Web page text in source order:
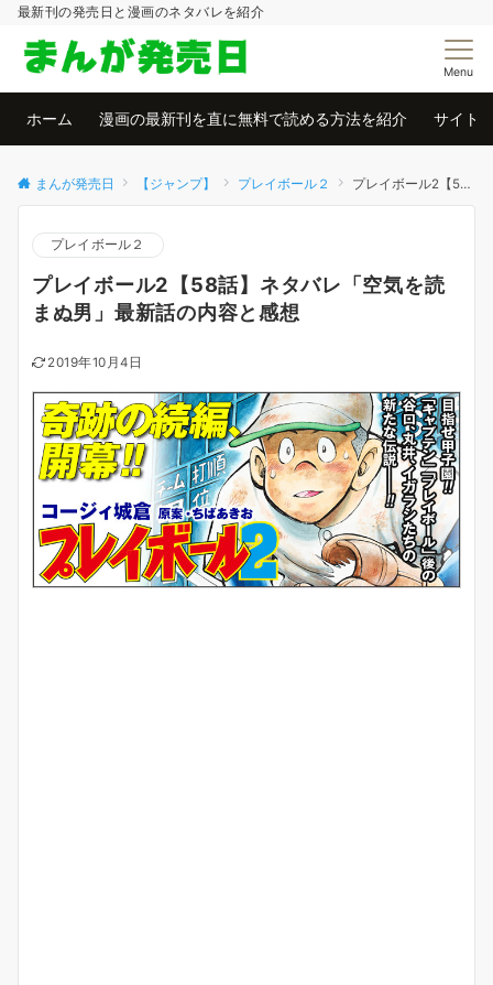
最新刊の発売日と漫画のネタバレを紹介
Menu
ホーム 漫画の最新刊を直に無料で読める方法を紹介 サイト
まんが発売日 【ジャンプ】 プレイボール２ プレイボール2【58話】ネタバレ「空気を読まぬ男」最新話の内容と感想
プレイボール２
プレイボール2【58話】ネタバレ「空気を読
まぬ男」最新話の内容と感想
2019年10月4日